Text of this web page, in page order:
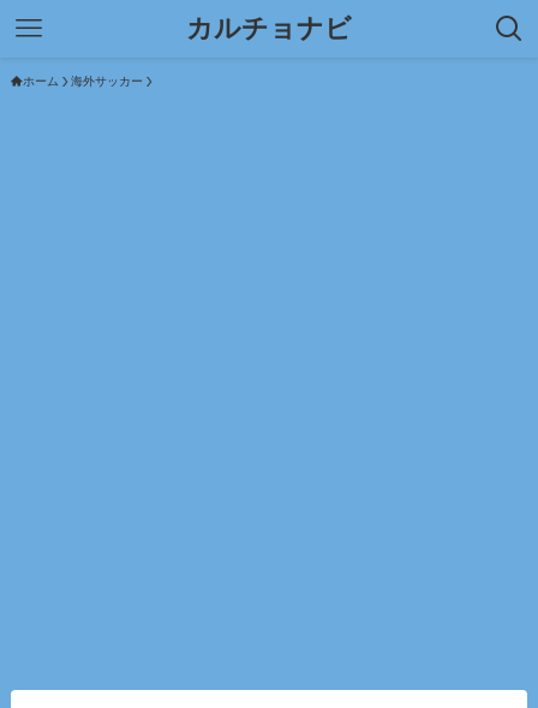
カルチョナビ
ホーム 海外サッカー